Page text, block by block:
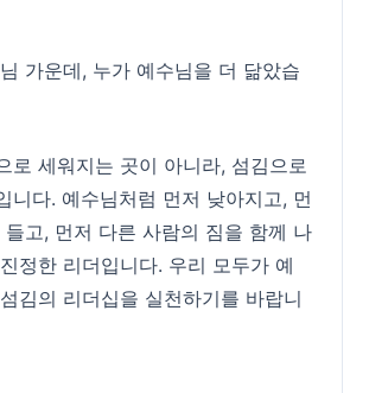
가운데, 누가 예수님을 더 닮았습
로 세워지는 곳이 아니라, 섬김으로
니다. 예수님처럼 먼저 낮아지고, 먼
고, 먼저 다른 사람의 짐을 함께 나
정한 리더입니다. 우리 모두가 예
김의 리더십을 실천하기를 바랍니